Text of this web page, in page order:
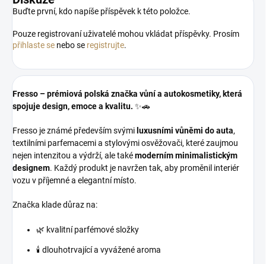
Buďte první, kdo napíše příspěvek k této položce.
Pouze registrovaní uživatelé mohou vkládat příspěvky. Prosím
přihlaste se nebo se registrujte.
Fresso – prémiová polská značka vůní a autokosmetiky, která
spojuje design, emoce a kvalitu. ✨🚗
Fresso je známé především svými luxusními vůněmi do auta,
textilními parfemacemi a stylovými osvěžovači, které zaujmou
nejen intenzitou a výdrží, ale takémoderním minimalistickým
designem. Každý produkt je navržen tak, aby proměnil interiér
vozu v příjemné a elegantní místo.
Značka klade důraz na:
🌿 kvalitní parfémové složky
🕯️ dlouhotrvající a vyvážené aroma